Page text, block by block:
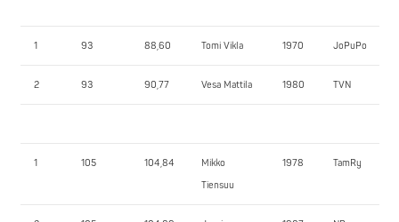
1 93 88,60 Tomi Vikla 1970 JoPuPo
2 93 90,77 Vesa Mattila 1980 TVN
1 105 104,84
Mikko
Tiensuu
1978 TamRy